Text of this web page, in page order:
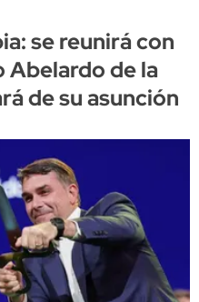
se reunirá con
Abelardo de la
de su asunción